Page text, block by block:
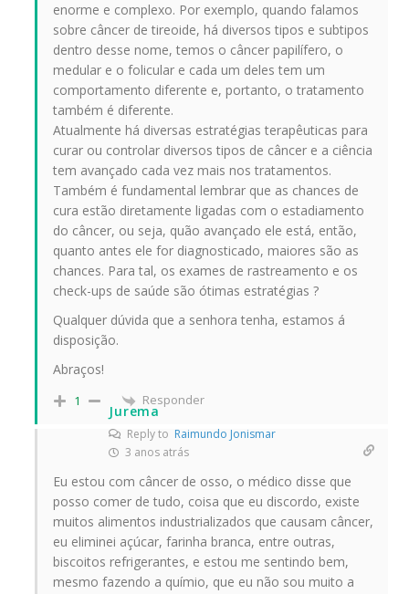
enorme e complexo. Por exemplo, quando falamos
sobre câncer de tireoide, há diversos tipos e subtipos
dentro desse nome, temos o câncer papilífero, o
medular e o folicular e cada um deles tem um
comportamento diferente e, portanto, o tratamento
também é diferente.
Atualmente há diversas estratégias terapêuticas para
curar ou controlar diversos tipos de câncer e a ciência
tem avançado cada vez mais nos tratamentos.
Também é fundamental lembrar que as chances de
cura estão diretamente ligadas com o estadiamento
do câncer, ou seja, quão avançado ele está, então,
quanto antes ele for diagnosticado, maiores são as
chances. Para tal, os exames de rastreamento e os
check-ups de saúde são ótimas estratégias ?
Qualquer dúvida que a senhora tenha, estamos á
disposição.
Abraços!
1 Responder
Jurema
Reply toRaimundo Jonismar
3 anos atrás
Eu estou com câncer de osso, o médico disse que
posso comer de tudo, coisa que eu discordo, existe
muitos alimentos industrializados que causam câncer,
eu eliminei açúcar, farinha branca, entre outras,
biscoitos refrigerantes, e estou me sentindo bem,
mesmo fazendo a químio, que eu não sou muito a